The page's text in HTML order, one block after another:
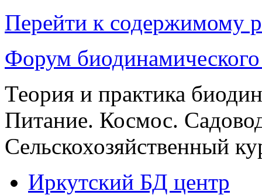
Перейти к содержимому
Форум биодинамического
Теория и практика
Питание. Космос.
Сельскохозяйственный
Иркутский БД центр